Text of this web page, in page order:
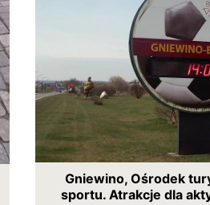
Gniewino, Ośrodek
sportu. Atrakcje dla